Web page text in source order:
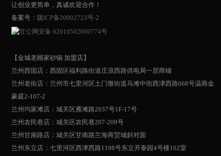
让创业更简单，真诚欢迎合作！
备案号： 陇ICP备20002723号-2
甘公网安备 62010502000774号
【金城老顾家砂锅 加盟店】
兰州西固店：西固区福利路街道庄浪西路供电局一层商铺
兰州老街店：兰州市七里河区土门墩街道马滩中街西津西路668号温商金
豪庭2-107-2
兰州均家滩店：城关区雁滩路2037号1F-17号
兰州农民巷店：城关区农民巷207-209号
兰州甘南路店：城关区甘南路兰海商贸城斜对面
兰州东立店：七里河区西津西路1198号东立开泰园4号楼102室